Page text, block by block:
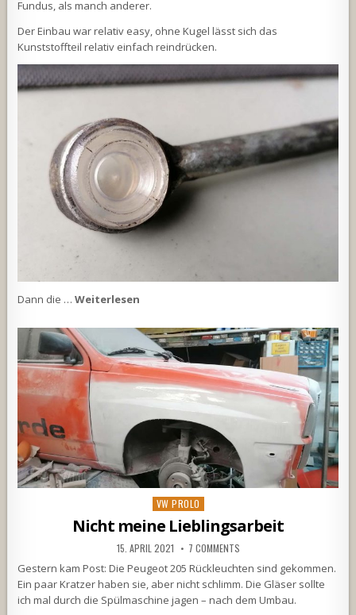
Fundus, als manch anderer.
Der Einbau war relativ easy, ohne Kugel lässt sich das
Kunststoffteil relativ einfach reindrücken.
Dann die …Weiterlesen
Posted
VW PROLO
Nicht meine Lieblingsarbeit
15. APRIL 2021 7 COMMENTS
Gestern kam Post: Die Peugeot 205 Rückleuchten sind gekommen.
Ein paar Kratzer haben sie, aber nicht schlimm. Die Gläser sollte
ich mal durch die Spülmaschine jagen – nach dem Umbau.